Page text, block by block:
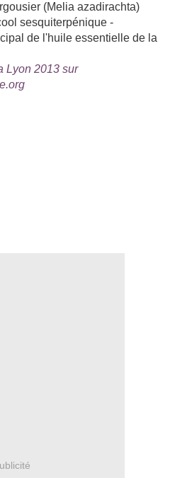
(Melia azadirachta)
sesquiterpénique -
de l'huile essentielle de la
Lyon 2013 sur